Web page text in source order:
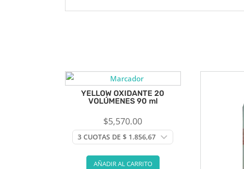
YELLOW OXIDANTE 20
VOLÚMENES 90 ml
$5,570.00
AÑADIR AL CARRITO